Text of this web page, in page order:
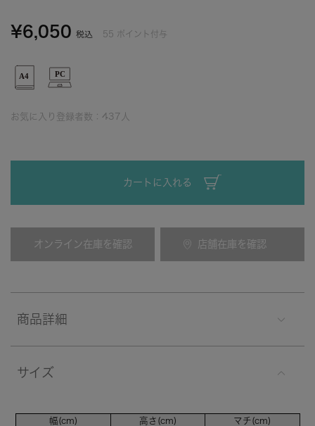
¥6,050 税込 55 ポイント付与
お気に入り登録者数： 437 人
カートに入れる
オンライン在庫を確認 店舗在庫を確認
商品詳細
サイズ
幅(cm) 高さ(cm) マチ(cm)